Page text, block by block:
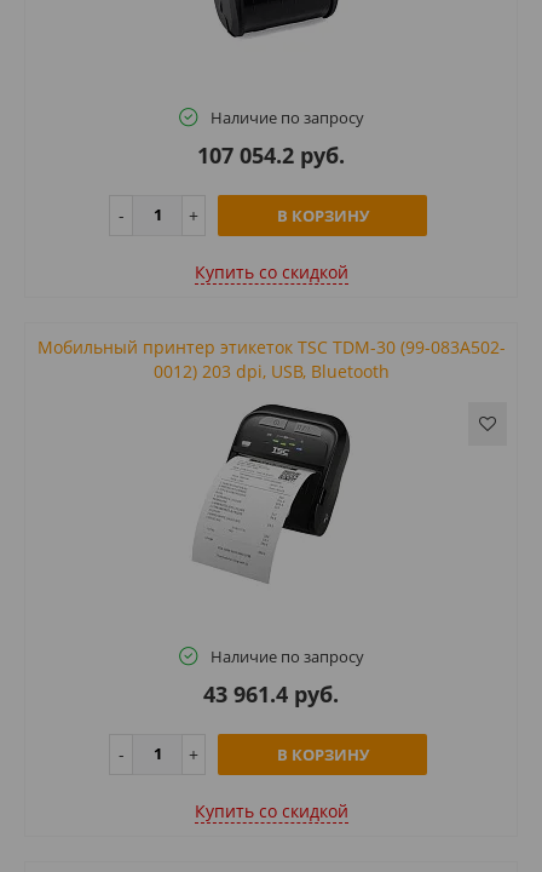
Наличие по запросу
107 054.2 руб.
В КОРЗИНУ
Купить cо скидкой
Мобильный принтер этикеток TSC TDM-30 (99-083A502-
0012) 203 dpi, USB, Bluetooth
Наличие по запросу
43 961.4 руб.
В КОРЗИНУ
Купить cо скидкой